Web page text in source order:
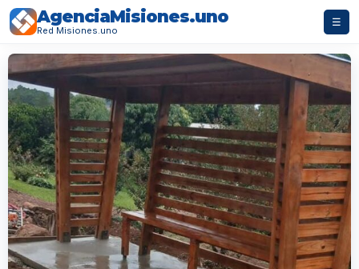
AgenciaMisiones.uno
Red Misiones.uno
☰